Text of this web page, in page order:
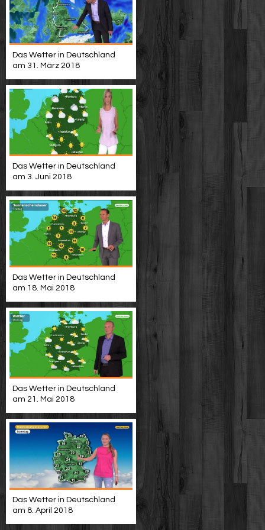
Das Wetter in Deutschland
am 31. März 2018
Das Wetter in Deutschland
am 3. Juni 2018
Das Wetter in Deutschland
am 18. Mai 2018
Das Wetter in Deutschland
am 21. Mai 2018
Das Wetter in Deutschland
am 8. April 2018